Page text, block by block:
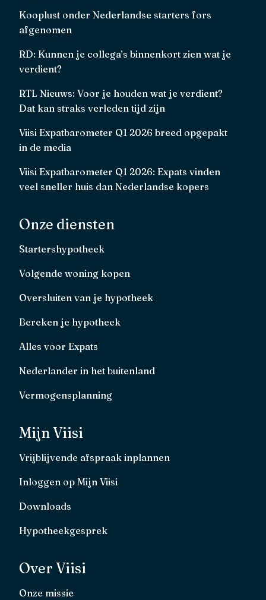
Kooplust onder Nederlandse starters fors
afgenomen
RD: Kunnen je collega’s binnenkort zien wat je
verdient?
RTL Nieuws: Voor je houden wat je verdient?
Dat kan straks verleden tijd zijn
Viisi Expatbarometer Q1 2026 breed opgepakt
in de media
Viisi Expatbarometer Q1 2026: Expats vinden
veel sneller huis dan Nederlandse kopers
Onze diensten
Startershypotheek
Volgende woning kopen
Oversluiten van je hypotheek
Bereken je hypotheek
Alles voor Expats
Nederlander in het buitenland
Vermogensplanning
Mijn Viisi
Vrijblijvende afspraak inplannen
Inloggen op Mijn Viisi
Downloads
Hypotheekgesprek
Over Viisi
Onze missie